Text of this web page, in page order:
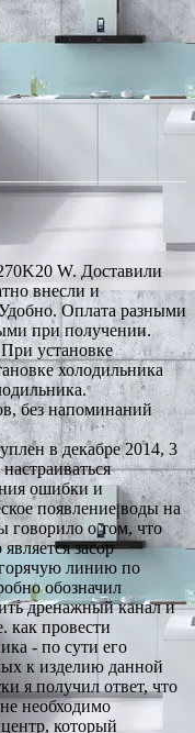
W. Доставили
внесли и
Оплата разными
при получении.
установке
холодильника
без напоминаний
в декабре 2014, 3
ошибки и
появление воды на
говорило о том, что
засор
линию по
обозначил
дренажный канал и
как провести
- по сути его
к изделию данной
я получил ответ, что
необходимо
который